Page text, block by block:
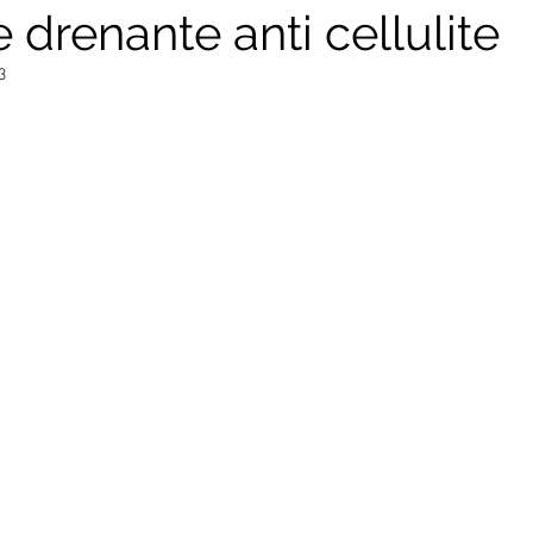
piatti
drenante anti cellulite